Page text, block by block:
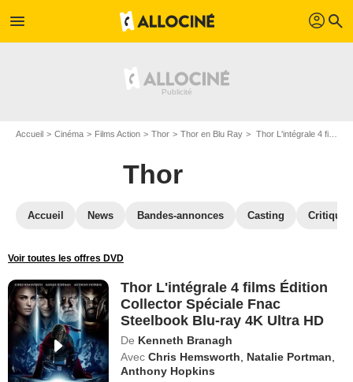
menu profil search
Accueil Cinéma Films Action Thor Thor en Blu Ray Thor L'intégrale 4 films Édition Collector Spéciale Fnac Steelbook Blu-ray 4K Ultra HD
Thor
Accueil News Bandes-annonces Casting
Voir toutes les offres DVD
Thor L'intégrale 4 films Édition
Collector Spéciale Fnac
Steelbook Blu-ray 4K Ultra HD
De Kenneth Branagh
Avec Chris Hemsworth Natalie Portman
Anthony Hopkins